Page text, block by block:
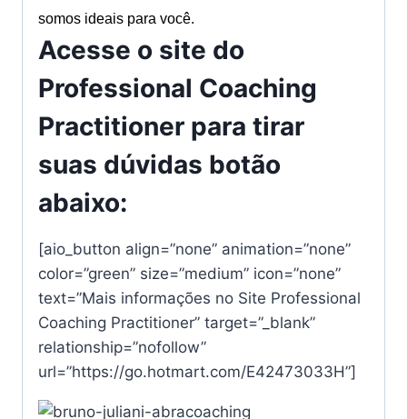
somos ideais para você.
Acesse o site do
Professional Coaching
Practitioner para tirar
suas dúvidas botão
abaixo:
[aio_button align=”none” animation=”none”
color=”green” size=”medium” icon=”none”
text=”Mais informações no Site Professional
Coaching Practitioner” target=”_blank”
relationship=”nofollow”
url=”https://go.hotmart.com/E42473033H”]